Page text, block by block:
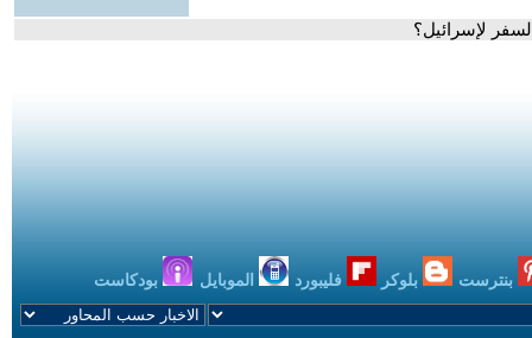
لإسرائيل؟
بنترست بلوكر فليبورد الموبايل بودكاست